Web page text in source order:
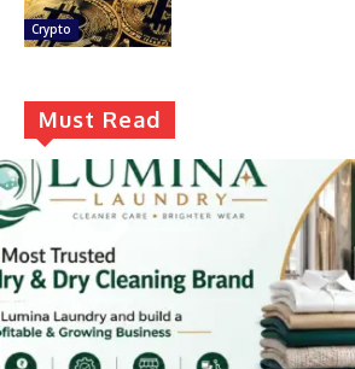
Crypto
Must Read